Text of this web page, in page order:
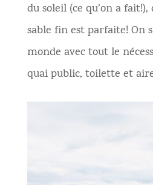
du soleil (ce qu’on a
sable fin est parfaite! On
monde avec tout le
quai public, toilette et